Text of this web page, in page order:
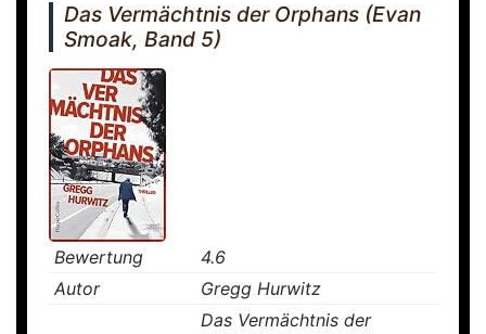
Das Vermächtnis der Orphans (Evan
Smoak, Band 5)
Bewertung
4.6
Autor
Gregg Hurwitz
Das Vermächtnis der